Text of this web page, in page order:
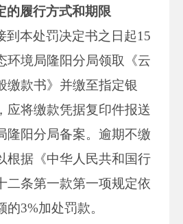
的履行方式和期限
到本处罚决定书之日起15
环境局隆阳分局领取《云
缴款书》并缴至指定银
应将缴款凭据复印件报送
隆阳分局备案。逾期不缴
根据《中华人民共和国行
二条第一款第一项规定依
3%加处罚款。